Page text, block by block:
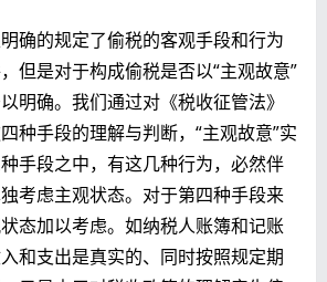
确的规定了偷税的客观手段和行为
但是对于构成偷税是否以“主观故意”
明确。我们通过对《税收征管法》
种手段的理解与判断，“主观故意”实
手段之中，有这几种行为，必然伴
考虑主观状态。对于第四种手段来
态加以考虑。如纳税人账簿和记账
和支出是真实的、同时按照规定期